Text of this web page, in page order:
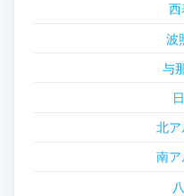
西
波
与
北ア
南ア